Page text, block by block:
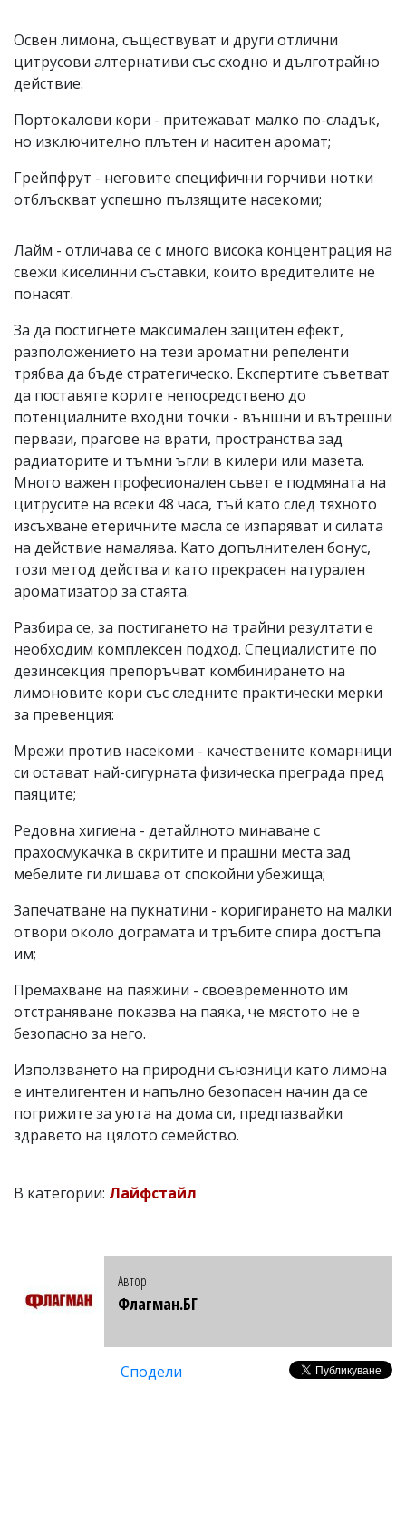
Освен лимона, съществуват и други отлични
цитрусови алтернативи със сходно и дълготрайно
действие:
Портокалови кори - притежават малко по-сладък,
но изключително плътен и наситен аромат;
Грейпфрут - неговите специфични горчиви нотки
отблъскват успешно пълзящите насекоми;
Лайм - отличава се с много висока концентрация на
свежи киселинни съставки, които вредителите не
понасят.
За да постигнете максимален защитен ефект,
разположението на тези ароматни репеленти
трябва да бъде стратегическо. Експертите съветват
да поставяте корите непосредствено до
потенциалните входни точки - външни и вътрешни
первази, прагове на врати, пространства зад
радиаторите и тъмни ъгли в килери или мазета.
Много важен професионален съвет е подмяната на
цитрусите на всеки 48 часа, тъй като след тяхното
изсъхване етеричните масла се изпаряват и силата
на действие намалява. Като допълнителен бонус,
този метод действа и като прекрасен натурален
ароматизатор за стаята.
Разбира се, за постигането на трайни резултати е
необходим комплексен подход. Специалистите по
дезинсекция препоръчват комбинирането на
лимоновите кори със следните практически мерки
за превенция:
Мрежи против насекоми - качествените комарници
си остават най-сигурната физическа преграда пред
паяците;
Редовна хигиена - детайлното минаване с
прахосмукачка в скритите и прашни места зад
мебелите ги лишава от спокойни убежища;
Запечатване на пукнатини - коригирането на малки
отвори около дограмата и тръбите спира достъпа
им;
Премахване на паяжини - своевременното им
отстраняване показва на паяка, че мястото не е
безопасно за него.
Използването на природни съюзници като лимона
е интелигентен и напълно безопасен начин да се
погрижите за уюта на дома си, предпазвайки
здравето на цялото семейство.
В категории: Лайфстайл
Автор
Флагман.БГ
Сподели